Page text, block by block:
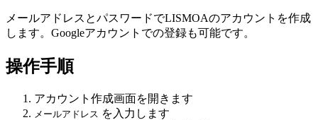
メールアドレスとパスワードでLISMOAのアカウントを作成
します。Googleアカウントでの登録も可能です。
操作手順
アカウント作成画面を開きます
メールアドレス を入力します